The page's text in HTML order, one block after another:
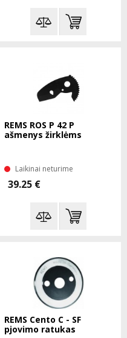
REMS ROS P 42 P
ašmenys žirklėms
Laikinai neturime
39.25 €
REMS Cento C - SF
pjovimo ratukas